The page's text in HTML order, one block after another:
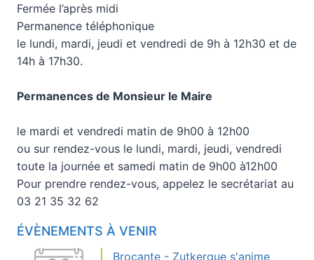
Fermée l’après midi
Permanence téléphonique
le lundi, mardi, jeudi et vendredi de 9h à 12h30 et de
14h à 17h30.
Permanences de Monsieur le Maire
le mardi et vendredi matin de 9h00 à 12h00
ou sur rendez-vous le lundi, mardi, jeudi, vendredi
toute la journée et samedi matin de 9h00 à12h00
Pour prendre rendez-vous, appelez le secrétariat au
03 21 35 32 62
ÉVÈNEMENTS À VENIR
Brocante - Zutkerque s'anime